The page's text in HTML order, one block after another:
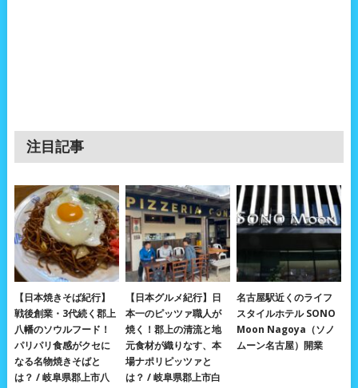
注目記事
【日本焼きそば紀行】
戦後創業・3代続く郡上
八幡のソウルフード！
パリパリ食感がクセに
なる名物焼きそばと
は？ / 岐阜県郡上市八
【日本グルメ紀行】日
本一のピッツァ職人が
焼く！郡上の清流と地
元食材が織りなす、本
場ナポリピッツァと
は？ / 岐阜県郡上市白
名古屋駅近くのライフ
スタイルホテル SONO
Moon Nagoya（ソノ
ムーン名古屋）開業